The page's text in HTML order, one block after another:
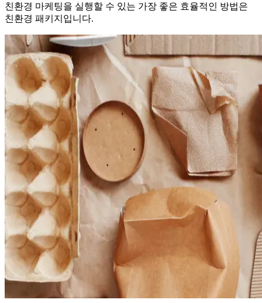
친환경 마케팅을 실행할 수 있는 가장 좋은 효율적인 방법은
친환경 패키지입니다.